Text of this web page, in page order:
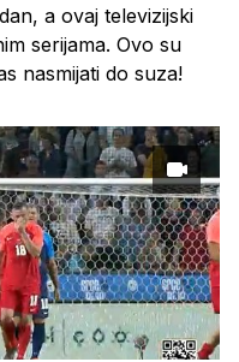
a ovaj televizijski
serijama. Ovo su
nasmijati do suza!